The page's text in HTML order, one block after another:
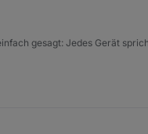
gesagt: Jedes Gerät